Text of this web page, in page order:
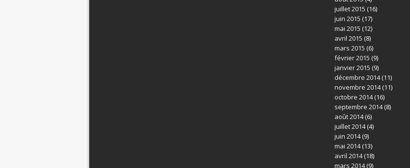
juillet 2015 (16)
juin 2015 (17)
mai 2015 (12)
avril 2015 (8)
mars 2015 (6)
février 2015 (9)
janvier 2015 (9)
décembre 2014(11)
novembre 2014(11)
octobre 2014(16)
septembre 2014(8)
août 2014(6)
juillet 2014(4)
juin 2014(9)
mai 2014(13)
avril 2014(18)
mars 2014(9)